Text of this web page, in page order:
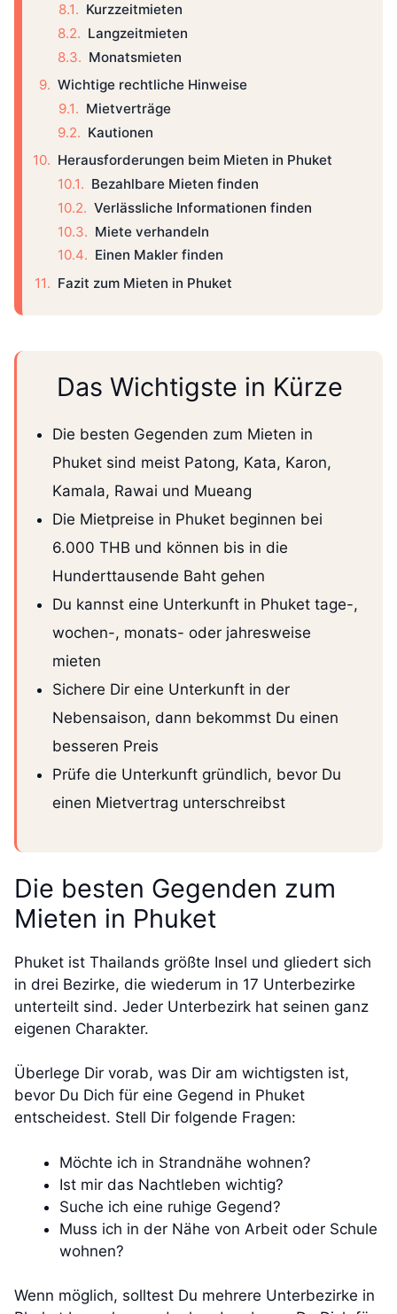
Kurzzeitmieten
Langzeitmieten
Monatsmieten
Wichtige rechtliche Hinweise
Mietverträge
Kautionen
Herausforderungen beim Mieten in Phuket
Bezahlbare Mieten finden
Verlässliche Informationen finden
Miete verhandeln
Einen Makler finden
Fazit zum Mieten in Phuket
Das Wichtigste in Kürze
Die besten Gegenden zum Mieten in
Phuket sind meist Patong, Kata, Karon,
Kamala, Rawai und Mueang
Die Mietpreise in Phuket beginnen bei
6.000 THB und können bis in die
Hunderttausende Baht gehen
Du kannst eine Unterkunft in Phuket tage-,
wochen-, monats- oder jahresweise
mieten
Sichere Dir eine Unterkunft in der
Nebensaison, dann bekommst Du einen
besseren Preis
Prüfe die Unterkunft gründlich, bevor Du
einen Mietvertrag unterschreibst
Die besten Gegenden zum
Mieten in Phuket
Phuket ist Thailands größte Insel und gliedert sich
in drei Bezirke, die wiederum in 17 Unterbezirke
unterteilt sind. Jeder Unterbezirk hat seinen ganz
eigenen Charakter.
Überlege Dir vorab, was Dir am wichtigsten ist,
bevor Du Dich für eine Gegend in Phuket
entscheidest. Stell Dir folgende Fragen:
Möchte ich in Strandnähe wohnen?
Ist mir das Nachtleben wichtig?
Suche ich eine ruhige Gegend?
Muss ich in der Nähe von Arbeit oder Schule
wohnen?
Wenn möglich, solltest Du mehrere Unterbezirke in